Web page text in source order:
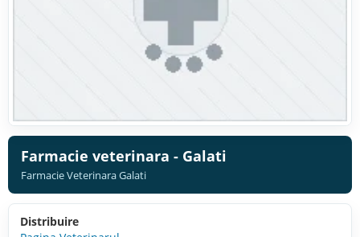
Farmacie veterinara - Galati
Farmacie Veterinara Galati
Distribuire